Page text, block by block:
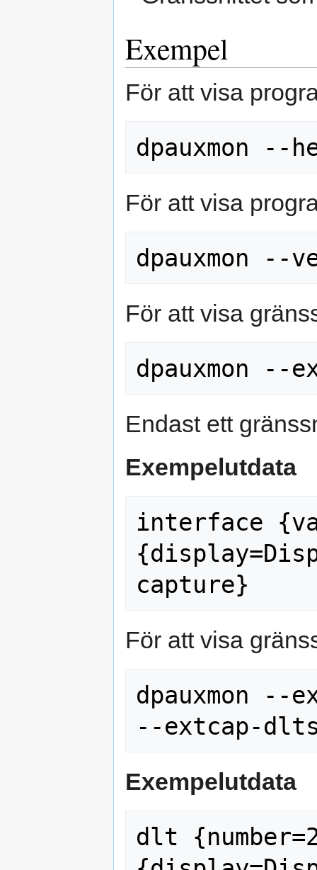
Exempel
För att visa
För att visa
För att visa
Endast ett
Exempelutdata
interface
För att visa
dpauxmon --
Exempelutdata
dlt